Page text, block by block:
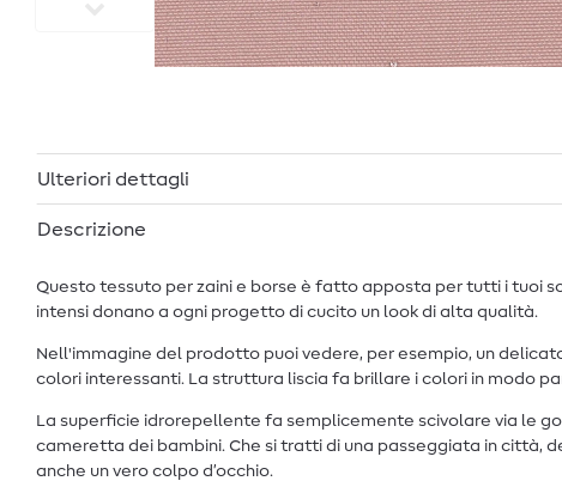
Ulteriori dettagli
Descrizione
Questo tessuto per zaini e borse è fatto apposta per tutti i tuoi
intensi donano a ogni progetto di cucito un look di alta qualità.
Nell'immagine del prodotto puoi vedere, per esempio, un
colori interessanti. La struttura liscia fa brillare i colori in modo
La superficie idrorepellente fa semplicemente scivolare via le
cameretta dei bambini. Che si tratti di una passeggiata in città,
anche un vero colpo d’occhio.